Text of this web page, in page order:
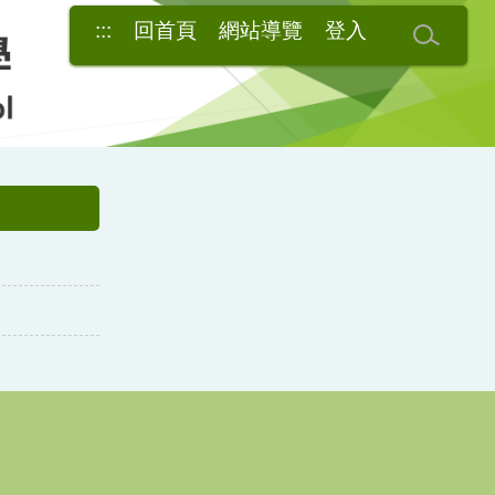
::: 回首頁 網站導覽 登入